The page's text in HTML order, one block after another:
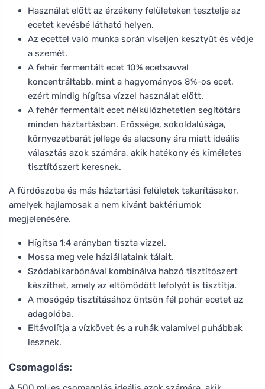
Használat előtt az érzékeny felületeken tesztelje az
ecetet kevésbé látható helyen.
Az ecettel való munka során viseljen kesztyűt és védje
a szemét.
A fehér fermentált ecet 10% ecetsavval
koncentráltabb, mint a hagyományos 8%-os ecet,
ezért mindig hígítsa vízzel használat előtt.
A fehér fermentált ecet nélkülözhetetlen segítőtárs
minden háztartásban. Erőssége, sokoldalúsága,
környezetbarát jellege és alacsony ára miatt ideális
választás azok számára, akik hatékony és kíméletes
tisztítószert keresnek.
A fürdőszoba és más háztartási felületek takarításakor,
amelyek hajlamosak a nem kívánt baktériumok
megjelenésére.
Hígítsa 1:4 arányban tiszta vízzel.
Mossa meg vele háziállataink tálait.
Szódabikarbónával kombinálva habzó tisztítószert
készíthet, amely az eltömődött lefolyót is tisztítja.
A mosógép tisztításához öntsön fél pohár ecetet az
adagolóba.
Eltávolítja a vízkövet és a ruhák valamivel puhábbak
lesznek.
Csomagolás: